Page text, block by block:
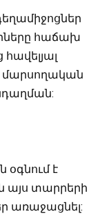
հաճախ
մարսողական
օգնում է
այս տարրերի
առաջացնել: